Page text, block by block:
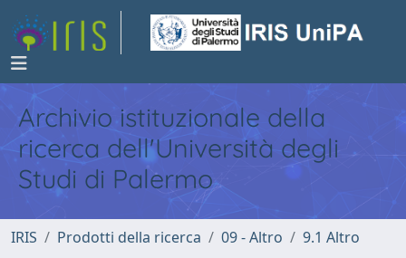
Archivio istituzionale della
ricerca dell'Università degli
Studi di Palermo
IRIS Prodotti della ricerca 09 - Altro 9.1 Altro